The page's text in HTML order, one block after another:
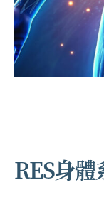
RES身體